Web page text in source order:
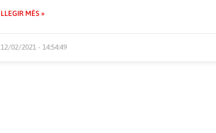
LLEGIR MÉS »
12/02/2021 - 14:54:49